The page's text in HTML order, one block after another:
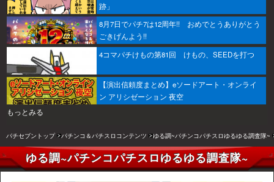
跡」
8月7日でパチ7は12周年!! おめでとうありがとう
ごきげんよう!!
4コマパチけもの第81回 けもの、SEEDを打つ
【演出信頼度まとめ】eソードアート・オンライ
ン アリシゼーション 夜空
もっとみる
パチセブントップ パチンコ＆パチスロコンテンツ ゆる調~パチンコパチスロゆるゆる調査隊~
ゆる調~パチンコパチスロゆるゆる調査隊~